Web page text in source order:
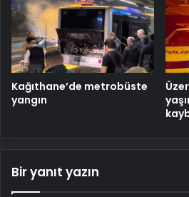
Kağıthane’de metrobüste
yangın
Bir yanıt yazın